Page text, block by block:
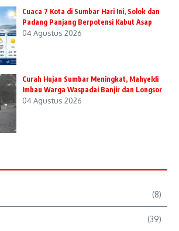
Cuaca 7 Kota di Sumbar Hari Ini, Solok dan
Padang Panjang Berpotensi Kabut Asap
04 Agustus 2026
Curah Hujan Sumbar Meningkat, Mahyeldi
Imbau Warga Waspadai Banjir dan Longsor
04 Agustus 2026
(8)
(39)